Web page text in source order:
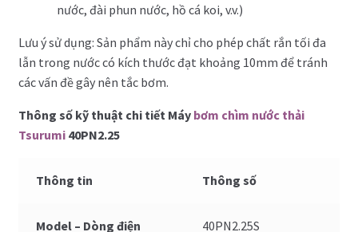
nước, đài phun nước, hồ cá koi, v.v.)
Lưu ý sử dụng: Sản phẩm này chỉ cho phép chất rắn tối đa
lẫn trong nước có kích thước đạt khoảng 10mm để tránh
các vấn đề gây nên tắc bơm.
Thông số kỹ thuật chi tiết Máy bơm chìm nước thải
Tsurumi40PN2.25
Thông tin Thông số
Model – Dòng điện 40PN2.25S